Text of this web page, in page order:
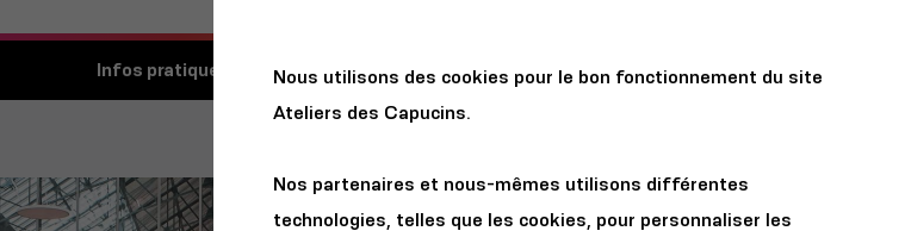
Infos pratiques
lieux
événement
Nous utilisons des cookies pour le bon fonctionnement du site
Ateliers des Capucins.
Nos partenaires et nous-mêmes utilisons différentes
technologies, telles que les cookies, pour personnaliser les